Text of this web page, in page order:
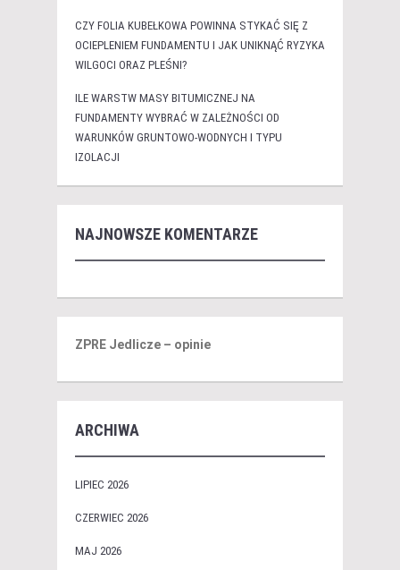
CZY FOLIA KUBEŁKOWA POWINNA STYKAĆ SIĘ Z
OCIEPLENIEM FUNDAMENTU I JAK UNIKNĄĆ RYZYKA
WILGOCI ORAZ PLEŚNI?
ILE WARSTW MASY BITUMICZNEJ NA
FUNDAMENTY WYBRAĆ W ZALEŻNOŚCI OD
WARUNKÓW GRUNTOWO-WODNYCH I TYPU
IZOLACJI
NAJNOWSZE KOMENTARZE
ZPRE Jedlicze – opinie
ARCHIWA
LIPIEC 2026
CZERWIEC 2026
MAJ 2026